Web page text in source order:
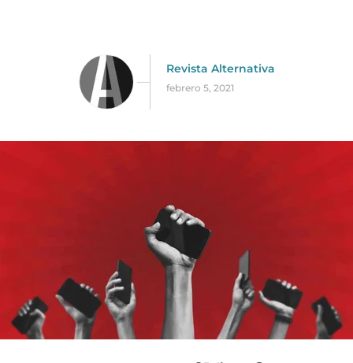
Revista Alternativa
febrero 5, 2021